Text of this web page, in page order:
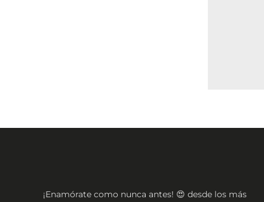
¡Enamórate como nunca antes! 😍 desde los más